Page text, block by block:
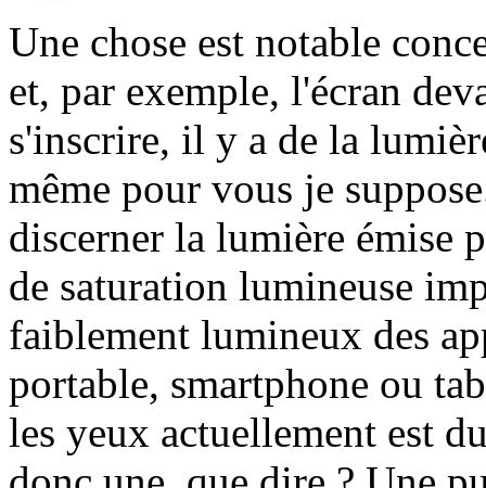
Une chose est notable
et, par exemple, l'écran
s'inscrire, il y a de la
même pour vous je
discerner la lumière émise
de saturation lumineuse
faiblement lumineux des
portable, smartphone ou
les yeux actuellement est